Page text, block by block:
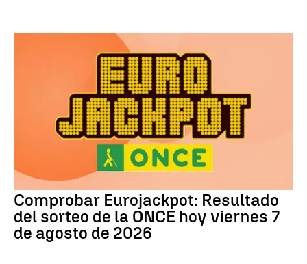
Comprobar Eurojackpot: Resultado
del sorteo de la ONCE hoy viernes 7
de agosto de 2026